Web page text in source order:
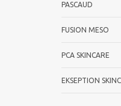
PASCAUD
FUSION MESO
PCA SKINCARE
EKSEPTION